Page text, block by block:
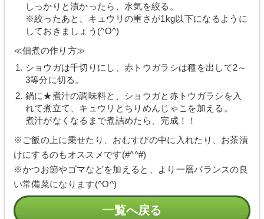
しっかりと漬かったら、水気を絞る。
※絞ったあと、キュウリの重さが1kg以下になるように
しておきましょう(^O^)
≪佃煮の作り方≫
ショウガは千切りにし、赤トウガラシは種を出して2～
3等分に切る。
鍋に★煮汁の調味料と、ショウガと赤トウガラシを入
れて煮立て、キュウリとちりめんじゃこを加える。
煮汁がなくなるまで煮詰めたら、完成！！
※ご飯の上に乗せたり、おむすびの中に入れたり、お茶漬
けにするのもオススメです(#^^#)
※かつお節やゴマなどを加えると、より一層バランスの良
い常備菜になります(^O^)
一覧へ戻る